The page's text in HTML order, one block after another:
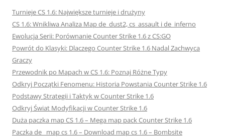
Turnieje CS 1.6: Największe turnieje i drużyny
CS 1.6: Wnikliwa Analiza Map de_dust2, cs_assault i de_inferno
Ewolucja Serii: Porównanie Counter Strike 1.6 z CS:GO
Powrót do Klasyki: Dlaczego Counter Strike 1.6 Nadal Zachwyca
Graczy
Przewodnik po Mapach w CS 1.6: Poznaj Różne Typy
Odkryj Początki Fenomenu: Historia Powstania Counter Strike 1.6
Podstawy Strategii i Taktyk w Counter Strike 1.6
Odkryj Świat Modyfikacji w Counter Strike 1.6
Duża paczka map CS 1.6 – Mega map pack Counter Strike 1.6
Paczka de_ map cs 1.6 – Download map cs 1.6 – Bombsite